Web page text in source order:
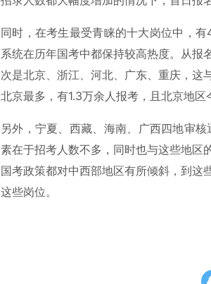
同时，在考生最受青睐的十大岗位中，
系统在历年国考中都保持较高热度。从报
次是北京、浙江、河北、广东、重庆，这
北京最多，有1.3万余人报考，且北京地区
另外，宁夏、西藏、海南、广西四地审
素在于招考人数不多，同时也与这些地区
国考政策都对中西部地区有所倾斜，到这
这些岗位。